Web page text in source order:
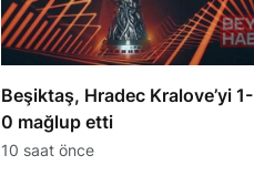
Beşiktaş, Hradec Kralove’yi 1-
0 mağlup etti
10 saat önce